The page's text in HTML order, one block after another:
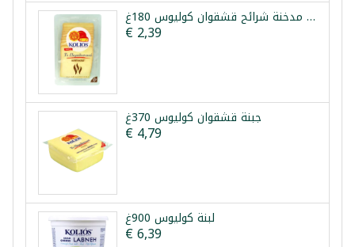
جبنة مدخنة شرائح قشقوان كوليوس 180غ
€ 2,39
جبنة قشقوان كوليوس 370غ
€ 4,79
لبنة كوليوس 900غ
€ 6,39